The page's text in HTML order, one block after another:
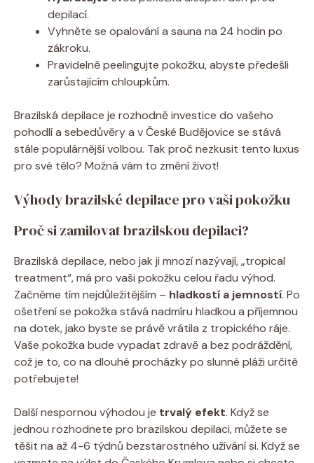
depilací.
Vyhněte se opalování a sauna na 24 hodin po
zákroku.
Pravidelně peelingujte pokožku, abyste předešli
zarůstajícím chloupkům.
Brazilská depilace je rozhodně investice do vašeho
pohodlí a sebedůvěry a v České Budějovice se stává
stále populárnější volbou. Tak proč nezkusit tento luxus
pro své tělo? Možná vám to změní život!
Výhody brazilské depilace pro vaši pokožku
Proč si zamilovat brazilskou depilaci?
Brazilská depilace, nebo jak ji mnozí nazývají, „tropical
treatment“, má pro vaši pokožku celou řadu výhod.
Začněme tím nejdůležitějším – hladkostí a jemností. Po
ošetření se pokožka stává nadmíru hladkou a příjemnou
na dotek, jako byste se právě vrátila z tropického ráje.
Vaše pokožka bude vypadat zdravě a bez podráždění,
což je to, co na dlouhé procházky po slunné pláži určitě
potřebujete!
Další nespornou výhodou je trvalý efekt. Když se
jednou rozhodnete pro brazilskou depilaci, můžete se
těšit na až 4-6 týdnů bezstarostného užívání si. Když se